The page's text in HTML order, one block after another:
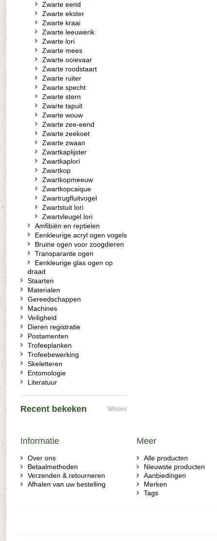
Zwarte eend
Zwarte ekster
Zwarte kraai
Zwarte leeuwerik
Zwarte lori
Zwarte mees
Zwarte ooievaar
Zwarte roodstaart
Zwarte ruiter
Zwarte specht
Zwarte stern
Zwarte tapuit
Zwarte wouw
Zwarte zee-eend
Zwarte zeekoet
Zwarte zwaan
Zwartkaplijster
Zwartkaplori
Zwartkop
Zwartkopmeeuw
Zwartkopcaique
Zwartrugfluitvogel
Zwartstuit lori
Zwartvleugel lori
Amfibiën en reptielen
Eenkleurige acryl ogen vogels
Bruine ogen voor zoogdieren
Transparante ogen
Eenkleurige glas ogen op
draad
Staarten
Materialen
Gereedschappen
Machines
Veiligheid
Dieren registratie
Postamenten
Trofeeplanken
Trofeebewerking
Skeletteren
Entomologie
Literatuur
Recent bekeken Wissen
Informatie
Over ons
Betaalmethoden
Verzenden & retourneren
Afhalen van uw bestelling
Meer
Alle producten
Nieuwste producten
Aanbiedingen
Merken
Tags